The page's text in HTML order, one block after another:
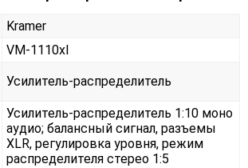
Kramer
VM-1110xl
Усилитель-распределитель
Усилитель-распределитель 1:10 моно
аудио; балансный сигнал, разъемы
XLR, регулировка уровня, режим
распределителя стерео 1:5